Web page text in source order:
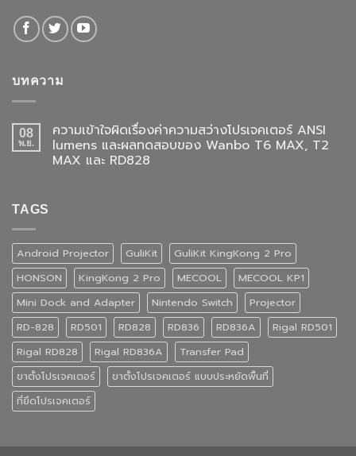
บทความ
08
พ.ย.
ความเข้าใจผิดเรื่องค่าความสว่างโปรเจคเตอร์ ANSI
lumens และผลทดสอบของ Wanbo T6 MAX, T2
MAX และ RD828
TAGS
Android Projector GuliKit
GuliKit KingKong 2 Pro
HONSON
KingKong 2 Pro MECOOL
MECOOL KP1
Mini Dock and Adapter
Nintendo Switch
Projector
RD-828
RD501 RD828 RD836 RD836A
Rigal RD501
Rigal RD828
Rigal RD836A
Transfer Pad
ขาตั้งโปรเจคเตอร์
ขาตั้งโปรเจคเตอร์ แบบประหยัดพื้นที่
ที่ยึดโปรเจคเตอร์